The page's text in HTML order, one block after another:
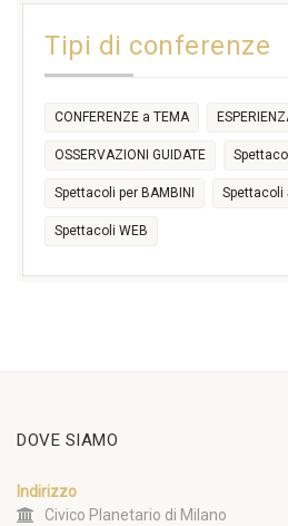
17:30
Tipi di conferenze
CONFERENZE a TEMA
OSSERVAZIONI GUIDATE
Spettacoli per BAMBINI Spettacoli
Spettacoli WEB
DOVE SIAMO
Indirizzo
Civico Planetario di Milano